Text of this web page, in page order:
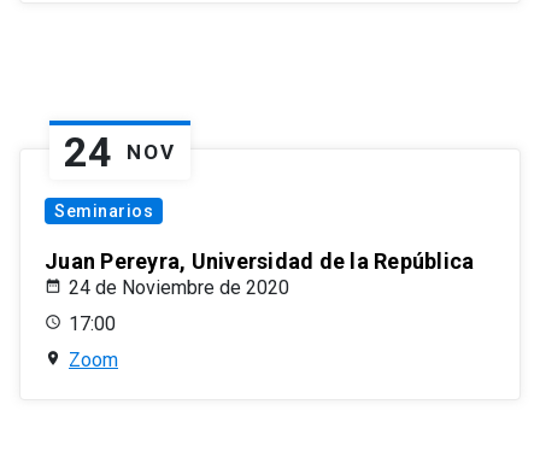
24 NOV
Seminarios
Juan Pereyra, Universidad de la República
24 de Noviembre de 2020
17:00
Zoom